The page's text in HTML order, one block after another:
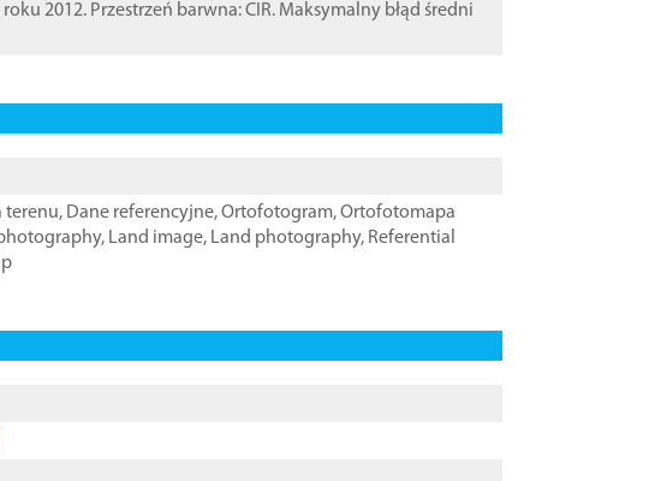
2012. Przestrzeń barwna: CIR. Maksymalny błąd średni
terenu, Dane referencyjne,Ortofotogram,Ortofotomapa
, Land image, Land photography, Referential